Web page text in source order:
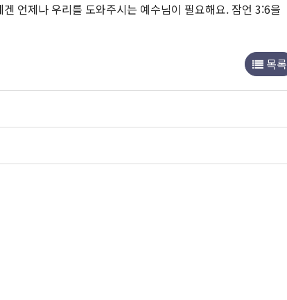
언제나 우리를 도와주시는 예수님이 필요해요. 잠언 3:6을
목록